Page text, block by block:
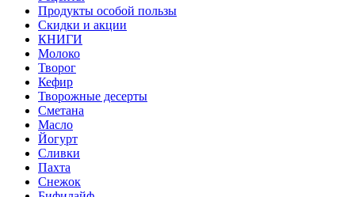
Продукты особой пользы
Скидки и акции
КНИГИ
Молоко
Творог
Кефир
Творожные десерты
Сметана
Масло
Йогурт
Сливки
Пахта
Снежок